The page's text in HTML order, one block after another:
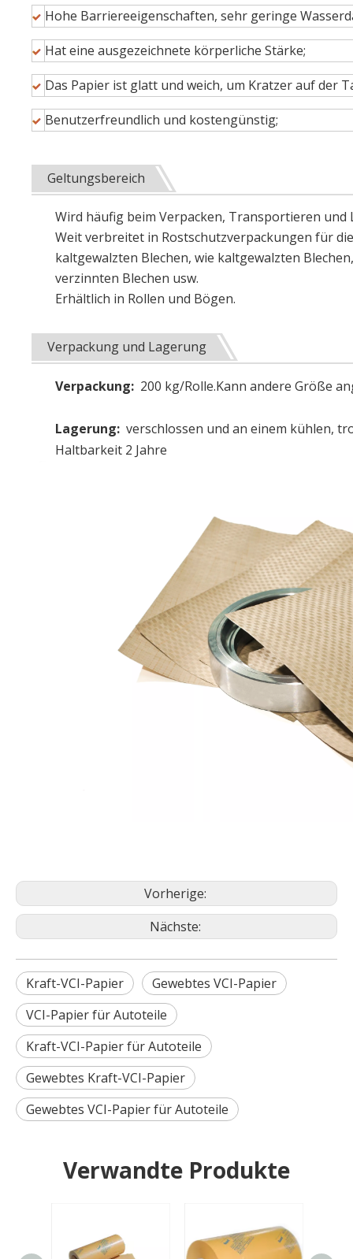
Hohe Barriereeigenschaften, sehr geringe
Hat eine ausgezeichnete körperliche Stärke;
Das Papier ist glatt und weich, um Kratzer auf der
Benutzerfreundlich und kostengünstig;
Geltungsbereich
Wird häufig beim Verpacken, Transportieren
Weit verbreitet in Rostschutzverpackungen für
kaltgewalzten Blechen, wie kaltgewalzten
verzinnten Blechen usw.
Erhältlich in Rollen und Bögen.
Verpackung und Lagerung
Verpackung: 200 kg/Rolle.Kann andere Größe
Lagerung: verschlossen und an einem kühlen,
Haltbarkeit 2 Jahre
Vorherige:
Nächste:
Kraft-VCI-Papier
Gewebtes VCI-Papier
VCI-Papier für Autoteile
Kraft-VCI-Papier für Autoteile
Gewebtes Kraft-VCI-Papier
Gewebtes VCI-Papier für Autoteile
Verwandte Produkte